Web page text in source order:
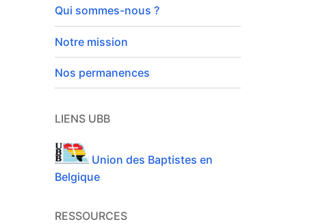
Qui sommes-nous ?
Notre mission
Nos permanences
LIENS UBB
Union des Baptistes en
Belgique
RESSOURCES